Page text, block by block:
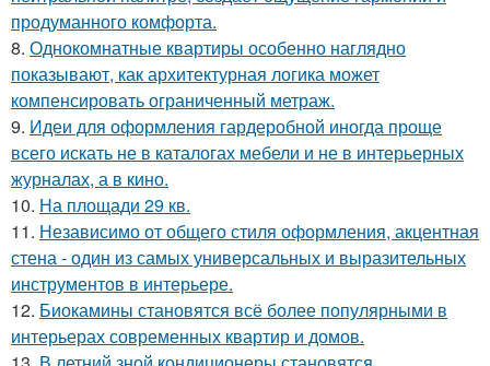
продуманного комфорта.
8. Однокомнатные квартиры особенно наглядно
показывают, как архитектурная логика может
компенсировать ограниченный метраж.
9. Идеи для оформления гардеробной иногда проще
всего искать не в каталогах мебели и не в интерьерных
журналах, а в кино.
10. На площади 29 кв.
11. Независимо от общего стиля оформления, акцентная
стена - один из самых универсальных и выразительных
инструментов в интерьере.
12. Биокамины становятся всё более популярными в
интерьерах современных квартир и домов.